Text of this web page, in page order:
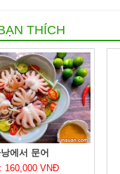
THÍCH
에서 문어
160,000 VNĐ